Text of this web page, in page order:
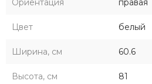
Цвет белый
Ширина, см 60.6
Высота, см 81